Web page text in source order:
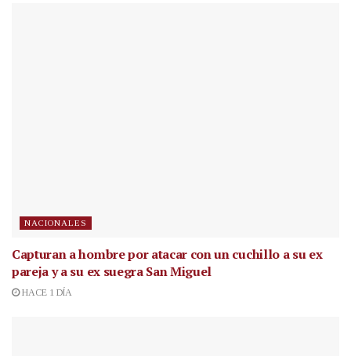
NACIONALES
Capturan a hombre por atacar con un cuchillo a su ex
pareja y a su ex suegra San Miguel
HACE 1 DÍA